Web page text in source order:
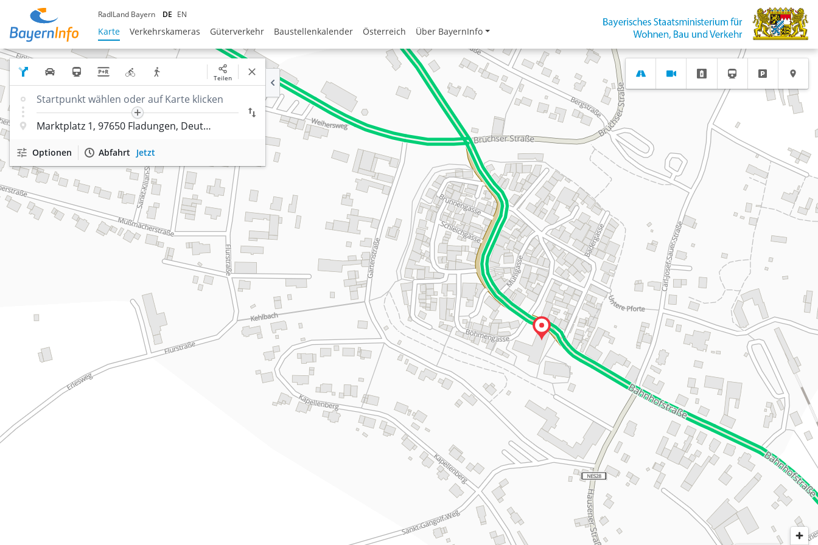
Karte Verkehrskameras Güterverkehr Baustellenkalender Österreich Über BayernInfo
RadlLand Bayern DE EN
Teilen
Optionen Abfahrt Jetzt